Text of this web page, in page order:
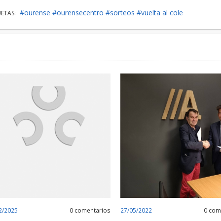
#ourense #ourensecentro #sorteos #vuelta al cole
2025 0 comentarios 27/05/2022 0